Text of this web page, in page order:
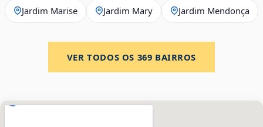
Jardim Marise Jardim Mary Jardim Mendonça
VER TODOS OS 369 BAIRROS